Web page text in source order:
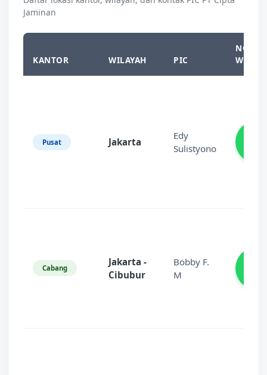
Jaminan
KANTOR WILAYAH PIC
NO HP
Pusat Jakarta
Edy
Sulistyono
Cabang
Jakarta -
Cibubur
Bobby F.
M